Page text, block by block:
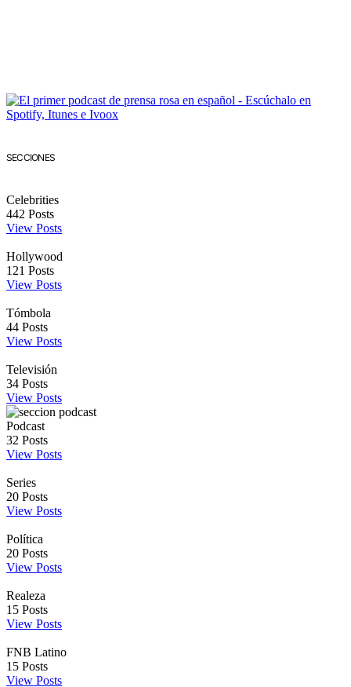
SECCIONES
Celebrities
442 Posts
View Posts
Hollywood
121 Posts
View Posts
Tómbola
44 Posts
View Posts
Televisión
34 Posts
View Posts
Podcast
32 Posts
View Posts
Series
20 Posts
View Posts
Política
20 Posts
View Posts
Realeza
15 Posts
View Posts
FNB Latino
15 Posts
View Posts